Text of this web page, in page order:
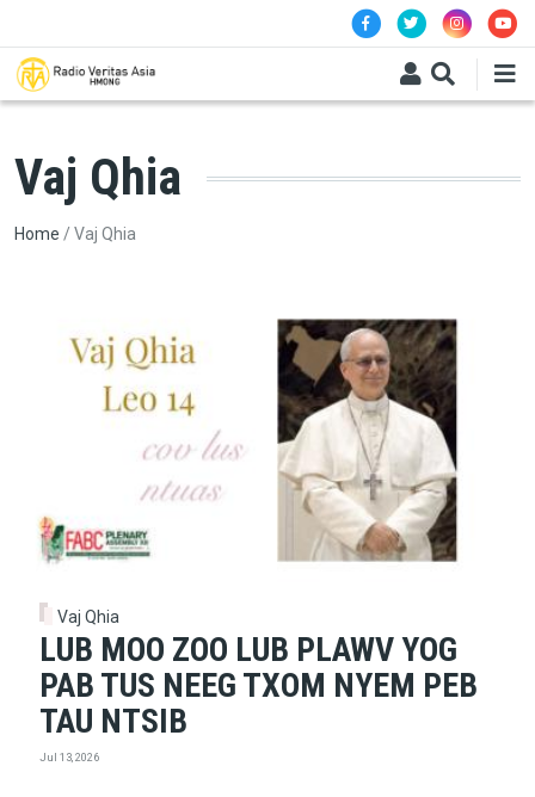
Vaj Qhia
Breadcrumb
Home Vaj Qhia
Vaj Qhia
LUB MOO ZOO LUB PLAWV YOG
PAB TUS NEEG TXOM NYEM PEB
TAU NTSIB
Jul 13, 2026